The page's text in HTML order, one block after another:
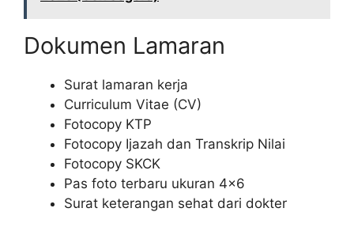
Dokumen Lamaran
Surat lamaran kerja
Curriculum Vitae (CV)
Fotocopy KTP
Fotocopy Ijazah dan Transkrip Nilai
Fotocopy SKCK
Pas foto terbaru ukuran 4×6
Surat keterangan sehat dari dokter